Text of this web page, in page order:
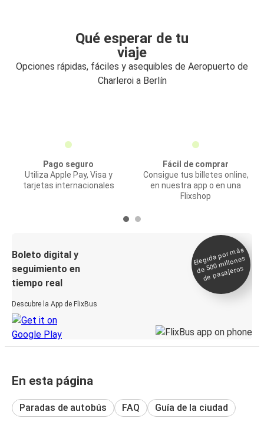
Qué esperar de tu
viaje
Opciones rápidas, fáciles y asequibles de Aeropuerto de
Charleroi a Berlín
Pago seguro
Utiliza Apple Pay, Visa y
tarjetas internacionales
Fácil de comprar
Consigue tus billetes online,
en nuestra app o en una
Flixshop
Boleto digital y
seguimiento en
tiempo real
Descubre la App de FlixBus
Elegida por
más
de 500
millones
de pasajeros
En esta página
Paradas de autobús FAQ Guía de la ciudad